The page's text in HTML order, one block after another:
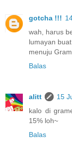
gotcha !!!
wah, harus
lumayan
menuju
Balas
alitt
15
kalo di
15% loh~
Balas